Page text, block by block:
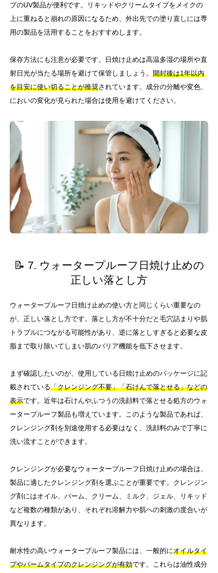
プのUV製品が便利です。リキッドやクリームタイプをメイクの
上に重ねると崩れの原因になるため、外出先での塗り直しには専
用の製品を活用することをおすすめします。
保存方法にも注意が必要です。日焼け止めは高温多湿の場所や直
射日光が当たる場所を避けて保管しましょう。 開封後は1年以内
を目安に使い切ることが推奨されています。成分の分離や変色、
においの変化が見られた場合は使用を避けてください。
📝 7. ウォータープルーフ日焼け止めの
正しい落とし方
ウォータープルーフ日焼け止めの使い方と同じくらい重要なの
が、正しい落とし方です。落とし方が不十分だと毛穴詰まりや肌
トラブルにつながる可能性があり、逆に落としすぎると必要な皮
脂まで取り除いてしまい肌のバリア機能を低下させます。
まず確認したいのが、使用している日焼け止めのパッケージに記
載されている「クレンジング不要」「石けんで落とせる」などの
表示です。近年は石けんやふつうの洗顔料で落とせる処方のウォ
ータープルーフ製品も増えています。このような製品であれば、
クレンジング剤を別途使用する必要はなく、洗顔料のみで丁寧に
洗い流すことができます。
クレンジングが必要なウォータープルーフ日焼け止めの場合は、
製品に適したクレンジング剤を選ぶことが重要です。クレンジン
グ剤にはオイル、バーム、クリーム、ミルク、ジェル、リキッド
など複数の種類があり、それぞれ溶解力や肌への刺激の度合いが
異なります。
耐水性の高いウォータープルーフ製品には、一般的にオイルタイ
プやバームタイプのクレンジングが有効です。これらは油性成分